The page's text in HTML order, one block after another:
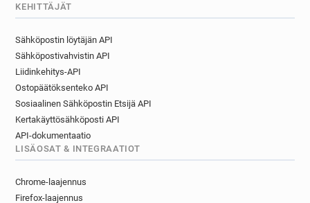
KEHITTÄJÄT
Sähköpostin löytäjän API
Sähköpostivahvistin API
Liidinkehitys-API
Ostopäätöksenteko API
Sosiaalinen Sähköpostin Etsijä API
Kertakäyttösähköposti API
API-dokumentaatio
LISÄOSAT & INTEGRAATIOT
Chrome-laajennus
Firefox-laajennus